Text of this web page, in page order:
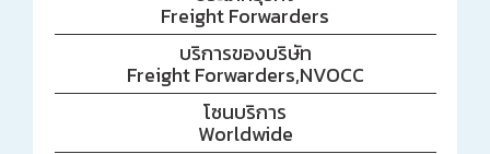
Freight Forwarders
บริการของบริษัท
Freight Forwarders,NVOCC
โซนบริการ
Worldwide